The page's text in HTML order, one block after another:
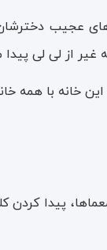
عجیب
از لی‌ لی پیدا
این خانه با همه
پیدا کردن